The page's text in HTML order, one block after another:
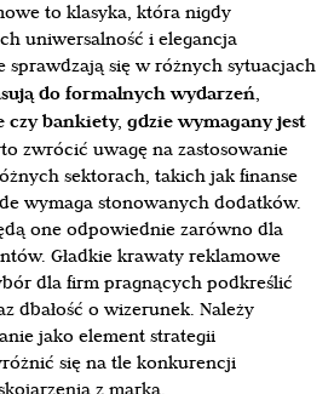
to klasyka, która nigdy
uniwersalność i elegancja
sprawdzają się w różnych sytuacjach
do formalnych wydarzeń,
bankiety, gdzie wymagany jest
zwrócić uwagę na zastosowanie
sektorach, takich jak finanse
wymaga stonowanych dodatków.
one odpowiednie zarówno dla
Gładkie krawaty reklamowe
dla firm pragnących podkreślić
dbałość o wizerunek. Należy
jako element strategii
się na tle konkurencji